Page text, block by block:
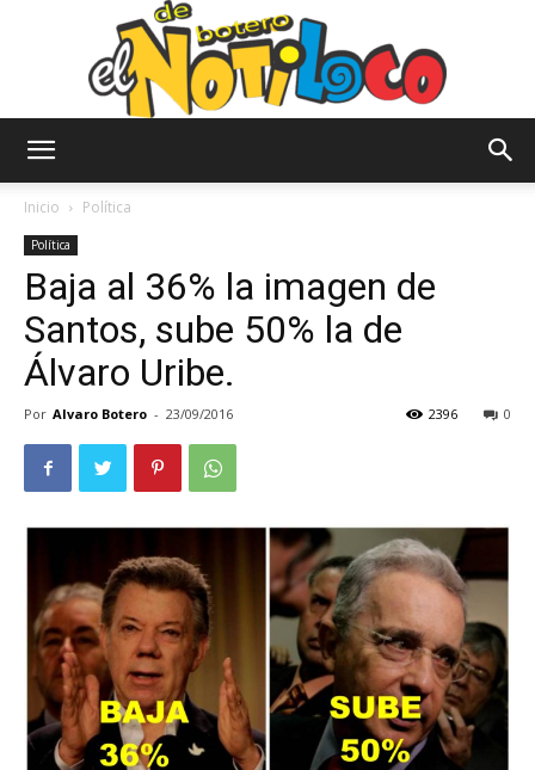
Notiloco
Inicio Política
Política
Baja al 36% la imagen de
Santos, sube 50% la de
Álvaro Uribe.
Por Alvaro Botero - 23/09/2016 0
2396